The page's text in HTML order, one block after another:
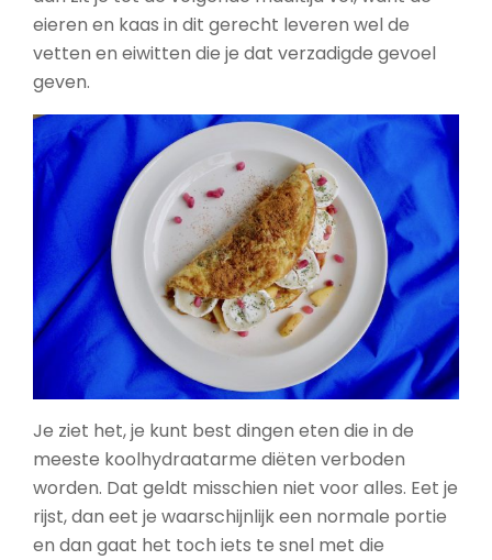
eieren en kaas in dit gerecht leveren wel de
vetten en eiwitten die je dat verzadigde gevoel
geven.
Je ziet het, je kunt best dingen eten die in de
meeste koolhydraatarme diëten verboden
worden. Dat geldt misschien niet voor alles. Eet je
rijst, dan eet je waarschijnlijk een normale portie
en dan gaat het toch iets te snel met die